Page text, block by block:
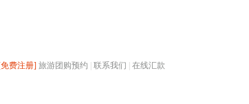
费注册] 旅游团购预约 联系我们 在线汇款